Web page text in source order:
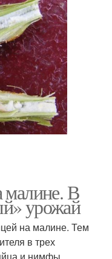
малине. В
урожай
на малине. Тем
в трех